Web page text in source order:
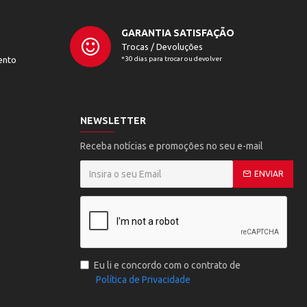
GARANTIA SATISFAÇÃO
Trocas / Devoluções
*30 dias para trocar ou devolver
NEWSLETTER
Receba notícias e promoções no seu e-mail
ENVIAR
Eu li e concordo com o contrato de
Política de Privacidade